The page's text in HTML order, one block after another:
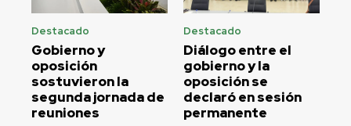
Destacado
Gobierno y
oposición
sostuvieron la
segunda jornada de
reuniones
Destacado
Diálogo entre el
gobierno y la
oposición se
declaró en sesión
permanente